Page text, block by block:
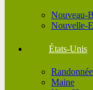
Nouveau-
Nouvelle-
États-Unis
Maine